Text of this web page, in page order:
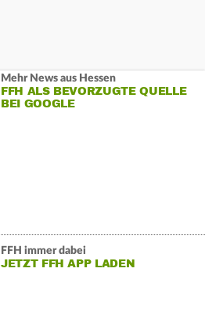
Mehr News aus Hessen
FFH ALS BEVORZUGTE QUELLE
BEI GOOGLE
FFH immer dabei
JETZT FFH APP LADEN